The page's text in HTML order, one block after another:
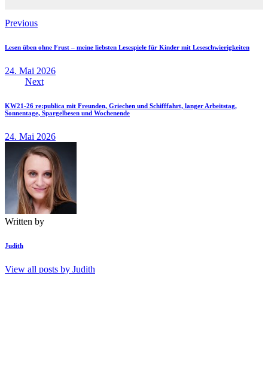
Previous
Lesen üben ohne Frust – meine liebsten Lesespiele für Kinder mit Leseschwierigkeiten
24. Mai 2026
Next
KW21-26 re:publica mit Freunden, Griechen und Schifffahrt, langer Arbeitstag,
Sonnentage, Spargelbesen und Wochenende
24. Mai 2026
Written by
Judith
View all posts by Judith